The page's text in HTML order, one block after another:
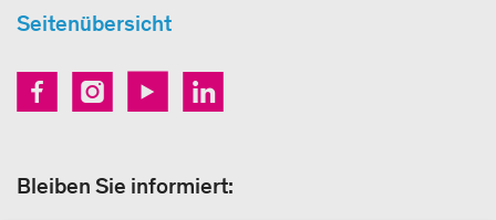
Seitenübersicht
Bleiben Sie informiert: